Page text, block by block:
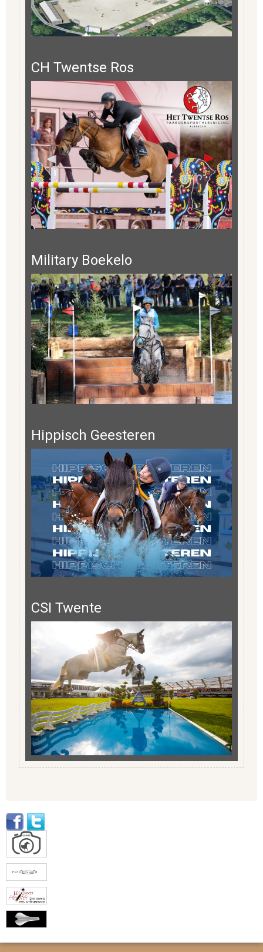
CH Twentse Ros
Military Boekelo
Hippisch Geesteren
CSI Twente